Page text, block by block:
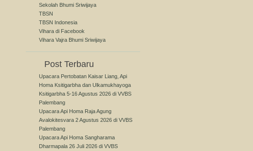
Sekolah Bhumi Sriwijaya
TBSN
TBSN Indonesia
Vihara di Facebook
Vihara Vajra Bhumi Sriwijaya
Post Terbaru
Upacara Pertobatan Kaisar Liang, Api
Homa Ksitigarbha dan Ulkamukhayoga
Ksitigarbha 5-16 Agustus 2026 di VVBS
Palembang
Upacara Api Homa Raja Agung
Avalokitesvara 2 Agustus 2026 di VVBS
Palembang
Upacara Api Homa Sangharama
Dharmapala 26 Juli 2026 di VVBS